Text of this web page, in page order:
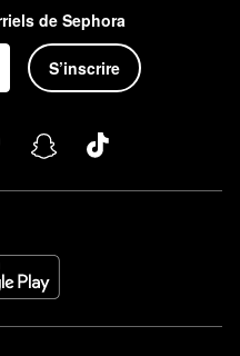
de Sephora
S’inscrire